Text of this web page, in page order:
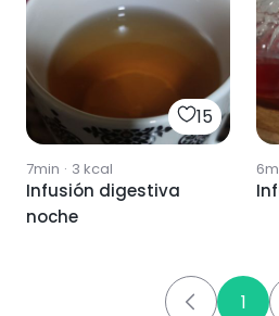
15
7min · 3 kcal
Infusión digestiva
noche
1